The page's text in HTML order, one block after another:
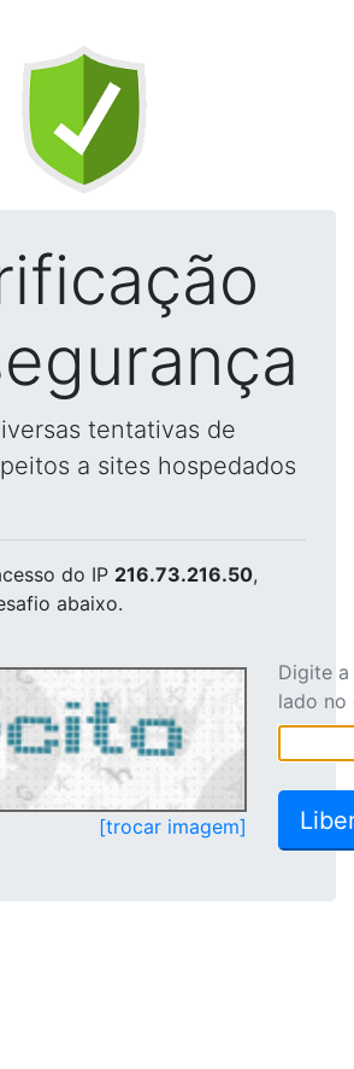
tentativas de
a sites hospedados
do IP 216.73.216.50,
abaixo.
[trocar imagem]
Digite
lado no